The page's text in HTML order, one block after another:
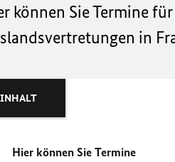
können Sie Termine
in
INHALT
Hier können Sie Termine